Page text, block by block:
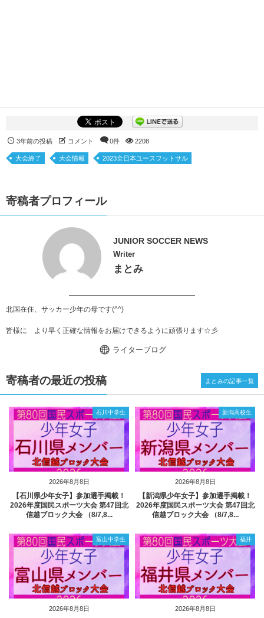
3年前の投稿 コメント 0件 2208
大会終了 大会情報 2023全日本ユースフットサル
寄稿者プロフィール
JUNIOR SOCCER NEWS
Writer
まとみ
北国在住、サッカー少年の母です(^^)
皆様に より早く正確な情報をお届けできるように頑張ります☆彡
ライターブログ
寄稿者の最近の投稿
2026年8月8日
石川中学生
【石川県少年女子】参加選手掲載！
2026年度国民スポーツ大会 第47回北
信越ブロック大会 （8/7,8...
2026年8月8日
新潟高校生
【新潟県少年女子】参加選手掲載！
2026年度国民スポーツ大会 第47回北
信越ブロック大会 （8/7,8...
2026年8月8日
富山中学生
2026年8月8日
福井
まとみの記事一覧